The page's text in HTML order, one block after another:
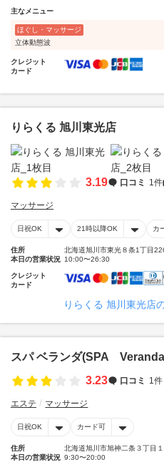
主なメニュー
ほぐし・マッサージ
立体動態波
クレジット
カード
りらくる 旭川東光店
3.19 口コミ 1件
マッサージ
日祝OK 21時以降OK カ
住所
北海道旭川市東光８条1丁目
本日の営業状況 10:00〜26:30
クレジット
カード
りらくる 旭川東光店
スパ ベランダ(SPA
3.23
口コミ 1件
エステ マッサージ
日祝OK カード可
住所
北海道旭川市旭神二条３丁目
本日の営業状況 9:30〜20:00